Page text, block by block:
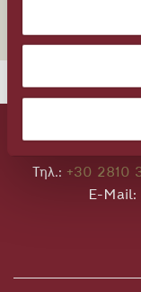
Τηλ.: +30 2810
E-Mail: